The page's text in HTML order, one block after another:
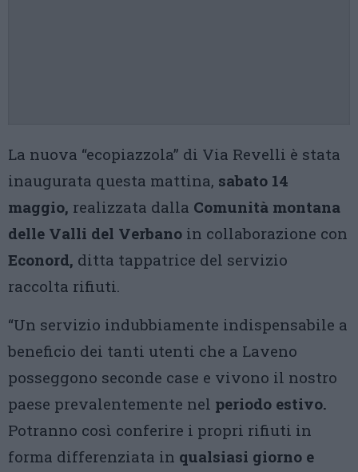
La nuova “ecopiazzola” di Via Revelli è stata
inaugurata questa mattina, sabato 14
maggio, realizzata dalla Comunità montana
delle Valli del Verbano in collaborazione con
Econord, ditta tappatrice del servizio
raccolta rifiuti.
“Un servizio indubbiamente indispensabile a
beneficio dei tanti utenti che a Laveno
posseggono seconde case e vivono il nostro
paese prevalentemente nel periodo estivo.
Potranno così conferire i propri rifiuti in
forma differenziata in qualsiasi giorno e